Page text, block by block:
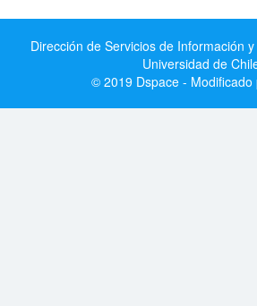
Dirección de Servicios de Información
Universidad de
© 2019 Dspace - Modificado